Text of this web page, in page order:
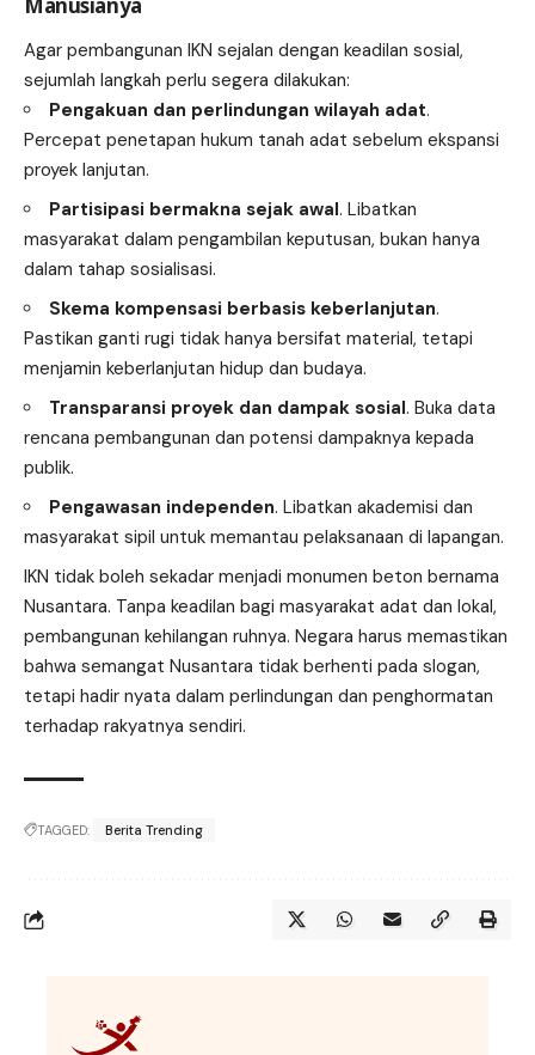
Agar pembangunan IKN sejalan dengan keadilan sosial,
sejumlah langkah perlu segera dilakukan:
Pengakuan dan perlindungan wilayah adat.
Percepat penetapan hukum tanah adat sebelum ekspansi
proyek lanjutan.
Partisipasi bermakna sejak awal. Libatkan
masyarakat dalam pengambilan keputusan, bukan hanya
dalam tahap sosialisasi.
Skema kompensasi berbasis keberlanjutan.
Pastikan ganti rugi tidak hanya bersifat material, tetapi
menjamin keberlanjutan hidup dan budaya.
Transparansi proyek dan dampak sosial. Buka data
rencana pembangunan dan potensi dampaknya kepada
publik.
Pengawasan independen. Libatkan akademisi dan
masyarakat sipil untuk memantau pelaksanaan di lapangan.
IKN tidak boleh sekadar menjadi monumen beton bernama
Nusantara. Tanpa keadilan bagi masyarakat adat dan lokal,
pembangunan kehilangan ruhnya. Negara harus memastikan
bahwa semangat Nusantara tidak berhenti pada slogan,
tetapi hadir nyata dalam perlindungan dan penghormatan
terhadap rakyatnya sendiri.
TAGGED: Berita Trending